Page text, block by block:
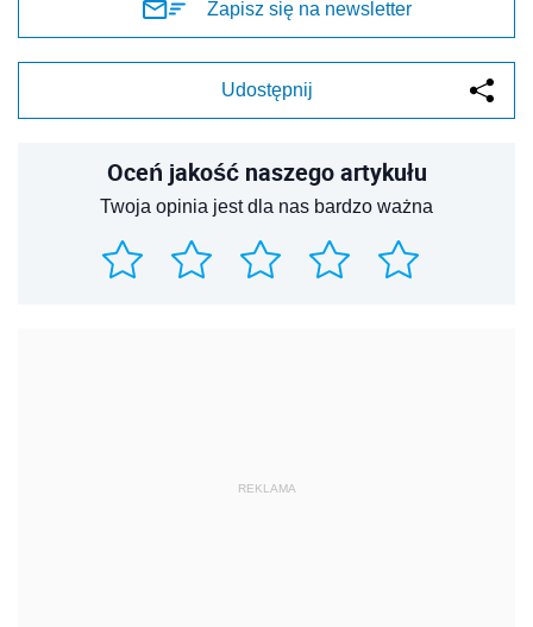
Zapisz się na newsletter
Udostępnij
Oceń jakość naszego artykułu
Twoja opinia jest dla nas bardzo ważna
REKLAMA